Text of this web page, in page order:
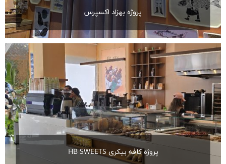
پروژه بهزاد اکسپرس
پروژه کافه بیکری HB SWEETS